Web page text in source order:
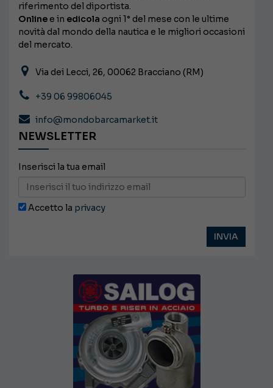
riferimento del diportista.
Online e in edicola ogni 1° del mese con le ultime
novità dal mondo della nautica e le migliori occasioni
del mercato.
Via dei Lecci, 26, 00062 Bracciano (RM)
+39 06 99806045
info@mondobarcamarket.it
NEWSLETTER
Inserisci la tua email
Accetto la privacy